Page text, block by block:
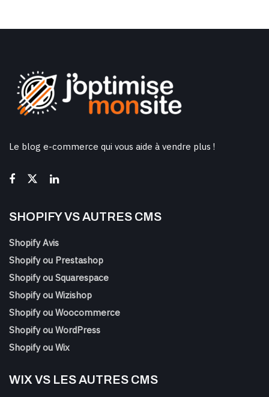
Le blog e-commerce qui vous aide à vendre plus !
SHOPIFY VS AUTRES CMS
Shopify Avis
Shopify ou Prestashop
Shopify ou Squarespace
Shopify ou Wizishop
Shopify ou Woocommerce
Shopify ou WordPress
Shopify ou Wix
WIX VS LES AUTRES CMS